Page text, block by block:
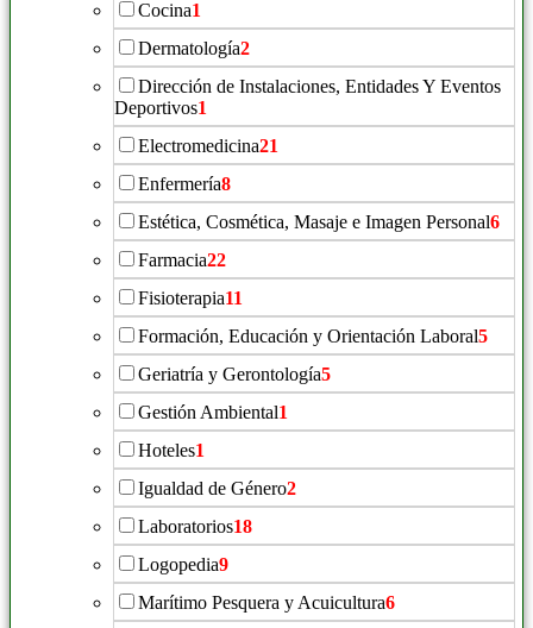
Cocina1
Dermatología2
Dirección de Instalaciones, Entidades Y Eventos
Deportivos1
Electromedicina21
Enfermería8
Estética, Cosmética, Masaje e Imagen Personal6
Farmacia22
Fisioterapia11
Formación, Educación y Orientación Laboral5
Geriatría y Gerontología5
Gestión Ambiental1
Hoteles1
Igualdad de Género2
Laboratorios18
Logopedia9
Marítimo Pesquera y Acuicultura6